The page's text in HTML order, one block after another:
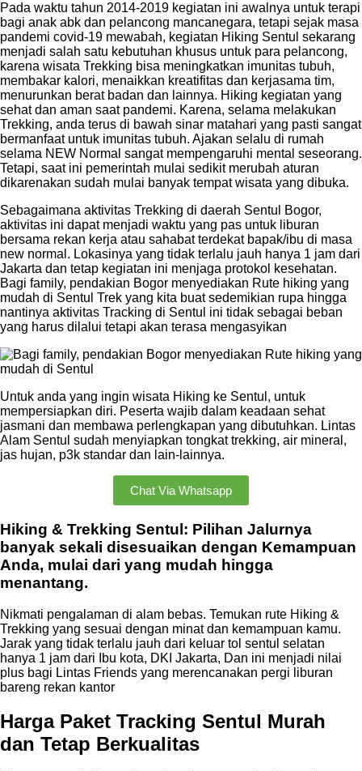
Pada waktu tahun 2014-2019 kegiatan ini awalnya untuk terapi
bagi anak abk dan pelancong mancanegara, tetapi sejak masa
pandemi covid-19 mewabah, kegiatan Hiking Sentul sekarang
menjadi salah satu kebutuhan khusus untuk para pelancong,
karena wisata Trekking bisa meningkatkan imunitas tubuh,
membakar kalori, menaikkan kreatifitas dan kerjasama tim,
menurunkan berat badan dan lainnya. Hiking kegiatan yang
sehat dan aman saat pandemi. Karena, selama melakukan
Trekking, anda terus di bawah sinar matahari yang pasti sangat
bermanfaat untuk imunitas tubuh. Ajakan selalu di rumah
selama NEW Normal sangat mempengaruhi mental seseorang.
Tetapi, saat ini pemerintah mulai sedikit merubah aturan
dikarenakan sudah mulai banyak tempat wisata yang dibuka.
Sebagaimana aktivitas Trekking di daerah Sentul Bogor,
aktivitas ini dapat menjadi waktu yang pas untuk liburan
bersama rekan kerja atau sahabat terdekat bapak/ibu di masa
new normal. Lokasinya yang tidak terlalu jauh hanya 1 jam dari
Jakarta dan tetap kegiatan ini menjaga protokol kesehatan.
Bagi family, pendakian Bogor menyediakan Rute hiking yang
mudah di Sentul Trek yang kita buat sedemikian rupa hingga
nantinya aktivitas Tracking di Sentul ini tidak sebagai beban
yang harus dilalui tetapi akan terasa mengasyikan
Untuk anda yang ingin wisata Hiking ke Sentul, untuk
mempersiapkan diri. Peserta wajib dalam keadaan sehat
jasmani dan membawa perlengkapan yang dibutuhkan. Lintas
Alam Sentul sudah menyiapkan tongkat trekking, air mineral,
jas hujan, p3k standar dan lain-lainnya.
Chat Via Whatsapp
Hiking & Trekking Sentul: Pilihan Jalurnya
banyak sekali disesuaikan dengan Kemampuan
Anda, mulai dari yang mudah hingga
menantang.
Nikmati pengalaman di alam bebas. Temukan rute Hiking &
Trekking yang sesuai dengan minat dan kemampuan kamu.
Jarak yang tidak terlalu jauh dari keluar tol sentul selatan
hanya 1 jam dari Ibu kota, DKI Jakarta, Dan ini menjadi nilai
plus bagi Lintas Friends yang merencanakan pergi liburan
bareng rekan kantor
Harga Paket Tracking Sentul Murah
dan Tetap Berkualitas